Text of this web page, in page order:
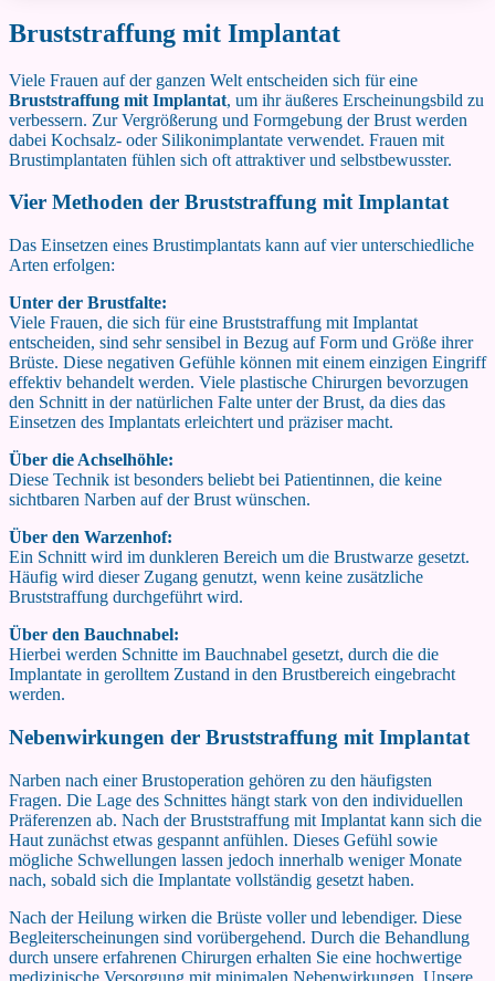
Bruststraffung mit Implantat
Viele Frauen auf der ganzen Welt entscheiden sich für eine
Bruststraffung mit Implantat, um ihr äußeres Erscheinungsbild zu
verbessern. Zur Vergrößerung und Formgebung der Brust werden
dabei Kochsalz- oder Silikonimplantate verwendet. Frauen mit
Brustimplantaten fühlen sich oft attraktiver und selbstbewusster.
Vier Methoden der Bruststraffung mit Implantat
Das Einsetzen eines Brustimplantats kann auf vier unterschiedliche
Arten erfolgen:
Unter der Brustfalte:
Viele Frauen, die sich für eine Bruststraffung mit Implantat
entscheiden, sind sehr sensibel in Bezug auf Form und Größe ihrer
Brüste. Diese negativen Gefühle können mit einem einzigen Eingriff
effektiv behandelt werden. Viele plastische Chirurgen bevorzugen
den Schnitt in der natürlichen Falte unter der Brust, da dies das
Einsetzen des Implantats erleichtert und präziser macht.
Über die Achselhöhle:
Diese Technik ist besonders beliebt bei Patientinnen, die keine
sichtbaren Narben auf der Brust wünschen.
Über den Warzenhof:
Ein Schnitt wird im dunkleren Bereich um die Brustwarze gesetzt.
Häufig wird dieser Zugang genutzt, wenn keine zusätzliche
Bruststraffung durchgeführt wird.
Über den Bauchnabel:
Hierbei werden Schnitte im Bauchnabel gesetzt, durch die die
Implantate in gerolltem Zustand in den Brustbereich eingebracht
werden.
Nebenwirkungen der Bruststraffung mit Implantat
Narben nach einer Brustoperation gehören zu den häufigsten
Fragen. Die Lage des Schnittes hängt stark von den individuellen
Präferenzen ab. Nach der Bruststraffung mit Implantat kann sich die
Haut zunächst etwas gespannt anfühlen. Dieses Gefühl sowie
mögliche Schwellungen lassen jedoch innerhalb weniger Monate
nach, sobald sich die Implantate vollständig gesetzt haben.
Nach der Heilung wirken die Brüste voller und lebendiger. Diese
Begleiterscheinungen sind vorübergehend. Durch die Behandlung
durch unsere erfahrenen Chirurgen erhalten Sie eine hochwertige
medizinische Versorgung mit minimalen Nebenwirkungen. Unsere